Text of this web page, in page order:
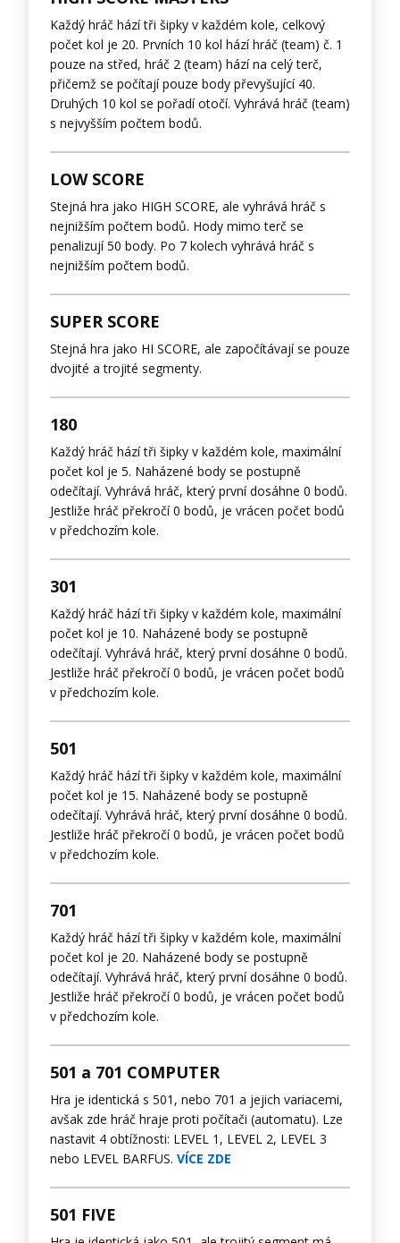
Každý hráč hází tři šipky v každém kole, celkový
počet kol je 20. Prvních 10 kol hází hráč (team) č. 1
pouze na střed, hráč 2 (team) hází na celý terč,
přičemž se počítají pouze body převyšující 40.
Druhých 10 kol se pořadí otočí. Vyhrává hráč (team)
s nejvyšším počtem bodů.
LOW SCORE
Stejná hra jako HIGH SCORE, ale vyhrává hráč s
nejnižším počtem bodů. Hody mimo terč se
penalizují 50 body. Po 7 kolech vyhrává hráč s
nejnižším počtem bodů.
SUPER SCORE
Stejná hra jako HI SCORE, ale započítávají se pouze
dvojité a trojité segmenty.
180
Každý hráč hází tři šipky v každém kole, maximální
počet kol je 5. Naházené body se postupně
odečítají. Vyhrává hráč, který první dosáhne 0 bodů.
Jestliže hráč překročí 0 bodů, je vrácen počet bodů
v předchozím kole.
301
Každý hráč hází tři šipky v každém kole, maximální
počet kol je 10. Naházené body se postupně
odečítají. Vyhrává hráč, který první dosáhne 0 bodů.
Jestliže hráč překročí 0 bodů, je vrácen počet bodů
v předchozím kole.
501
Každý hráč hází tři šipky v každém kole, maximální
počet kol je 15. Naházené body se postupně
odečítají. Vyhrává hráč, který první dosáhne 0 bodů.
Jestliže hráč překročí 0 bodů, je vrácen počet bodů
v předchozím kole.
701
Každý hráč hází tři šipky v každém kole, maximální
počet kol je 20. Naházené body se postupně
odečítají. Vyhrává hráč, který první dosáhne 0 bodů.
Jestliže hráč překročí 0 bodů, je vrácen počet bodů
v předchozím kole.
501 a 701 COMPUTER
Hra je identická s 501, nebo 701 a jejich variacemi,
avšak zde hráč hraje proti počítači (automatu). Lze
nastavit 4 obtížnosti: LEVEL 1, LEVEL 2, LEVEL 3
nebo LEVEL BARFUS. VÍCE ZDE
501 FIVE